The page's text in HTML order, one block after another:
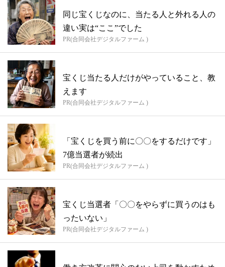
同じ宝くじなのに、当たる人と外れる人の
違い実は“ここ”でした
PR(合同会社デジタルファーム )
宝くじ当たる人だけがやっていること、教
えます
PR(合同会社デジタルファーム )
「宝くじを買う前に〇〇をするだけです」
7億当選者が続出
PR(合同会社デジタルファーム )
宝くじ当選者「〇〇をやらずに買うのはも
ったいない」
PR(合同会社デジタルファーム )